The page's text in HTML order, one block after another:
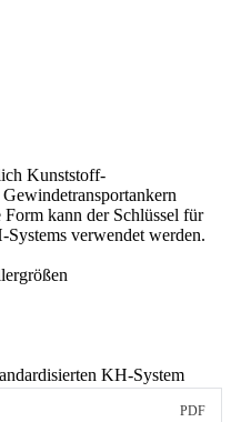
Kunststoff-
kann der Schlüssel für
verwendet werden.
KH-System
PDF